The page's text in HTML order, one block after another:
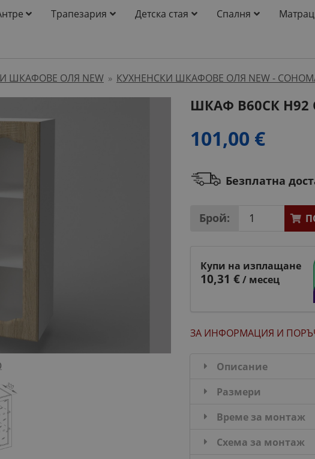
Трапезария Детска стая Спалня
ШКАФОВЕ ОЛЯ NEW » КУХНЕНСКИ ШКАФОВЕ ОЛЯ NEW -
ШКАФ B60СК
101,00 €
Безплатна
Брой:
Купи на изплащане
10,31 €/ месец
ЗА ИНФОРМАЦИЯ И
Описание
Размери
Време за монтаж
Схема за монтаж